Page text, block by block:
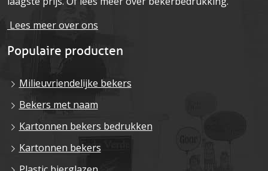
Lees meer over ons
Populaire producten
Milieuvriendelijke bekers
Bekers met naam
Kartonnen bekers bedrukken
Kartonnen bekers